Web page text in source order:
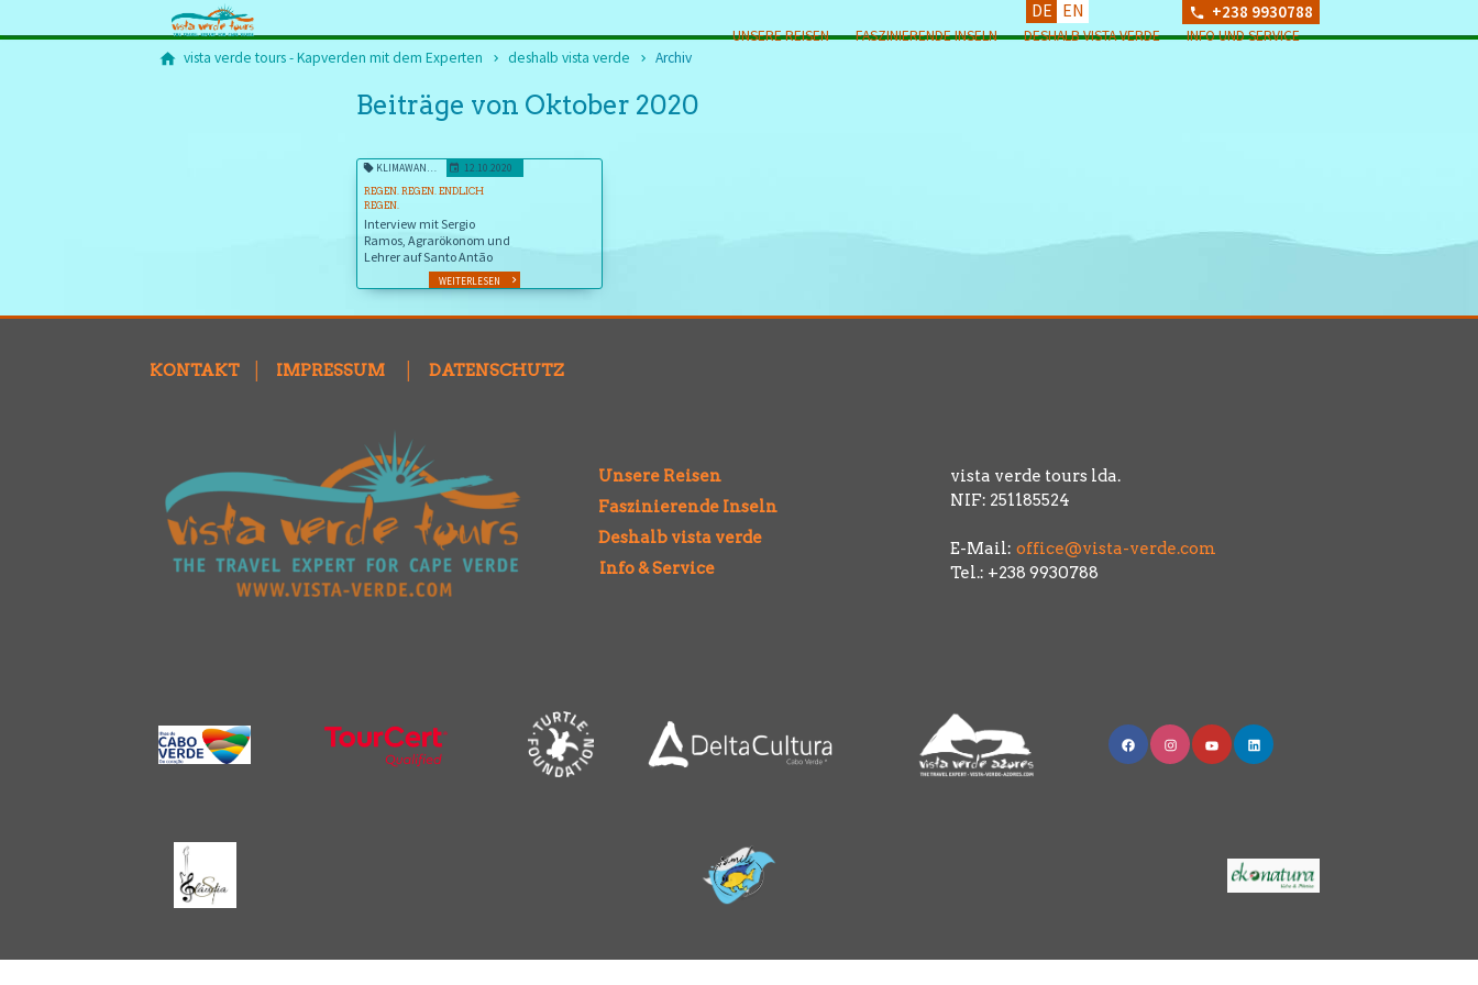
UNSERE REISEN FASZINIERENDE INSELN DESHALB VISTA VERDE INFO UND SERVICE
+238 9930788
DE EN
vista verde tours - Kapverden mit dem Experten deshalb vista verde Archiv
Beiträge von Oktober 2020
KLIMAWANDEL 12.10.2020
REGEN. REGEN. ENDLICH
REGEN.
Interview mit Sergio
Ramos, Agrarökonom und
Lehrer auf Santo Antão
WEITERLESEN
KONTAKT IMPRESSUM DATENSCHUTZ
Unsere Reisen
Faszinierende Inseln
Deshalb vista verde
Info & Service
vista verde tours lda.
NIF: 251185524
E-Mail: office@vista-verde.com
Tel.: +238 9930788